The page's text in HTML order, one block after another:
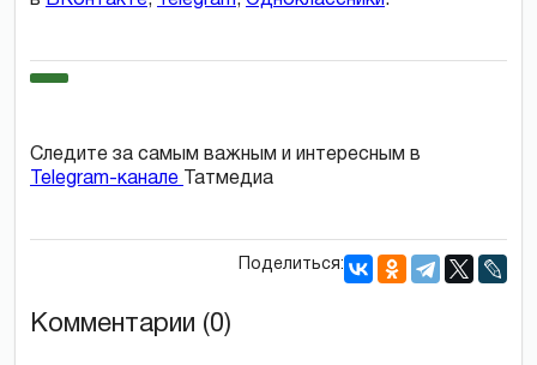
Следите за самым важным и интересным в
Telegram-канале
Татмедиа
Поделиться:
Комментарии (0)